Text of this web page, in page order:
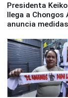
Presidenta
llega a Chongos
anuncia medidas
educación,